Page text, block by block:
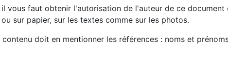
faut obtenir l'autorisation de l'auteur de ce
sur papier, sur les textes comme sur les photos.
contenu doit en mentionner les références : noms et